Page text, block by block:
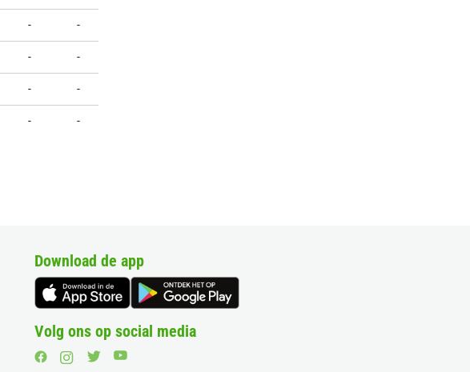
- -
- -
- -
- -
Download de app
Volg ons op social media